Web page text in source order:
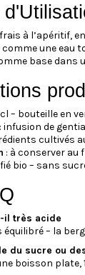
à l’apéritif,
une eau
base dans
cl – bouteille en
: infusion de
cultivés
: à conserver
bio – sans
il très acide
équilibré – la
du sucre ou
boisson